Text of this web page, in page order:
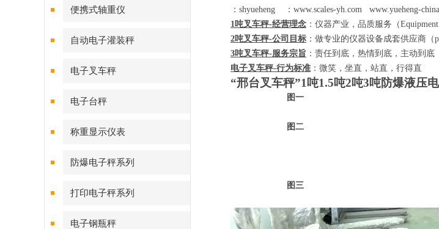
便携式轴重仪
自动电子灌装秤
电子叉车秤
电子台秤
称重显示仪表
防爆电子秤系列
打印电子秤系列
电子钢瓶秤
： shyueheng ： www.scales-yh.com www.yueheng-
1吨叉车秤-经营理念 ：仪器产业，品质服务（
2吨叉车秤-公司目标 ：做专业的仪器设备成套供应商（
3吨叉车秤-服务宗旨 ：责任到底，热情到底，主动到底
电子叉车秤-行为标准 ：微笑，坐直，站直，行得直
“邢台叉车秤”1 吨1.5吨2吨3吨防爆液压
图一
图二
图三